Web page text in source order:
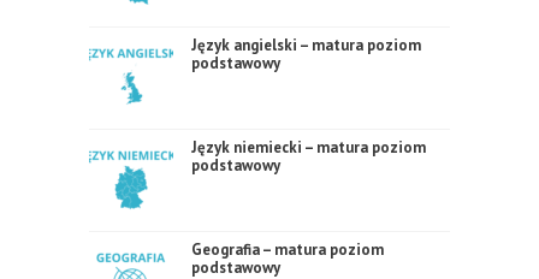
Język angielski – matura poziom
podstawowy
Język niemiecki – matura poziom
podstawowy
Geografia – matura poziom
podstawowy